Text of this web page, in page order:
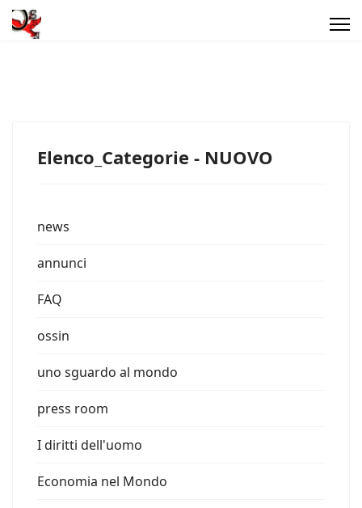
Elenco_Categorie - NUOVO
news
annunci
FAQ
ossin
uno sguardo al mondo
press room
I diritti dell'uomo
Economia nel Mondo